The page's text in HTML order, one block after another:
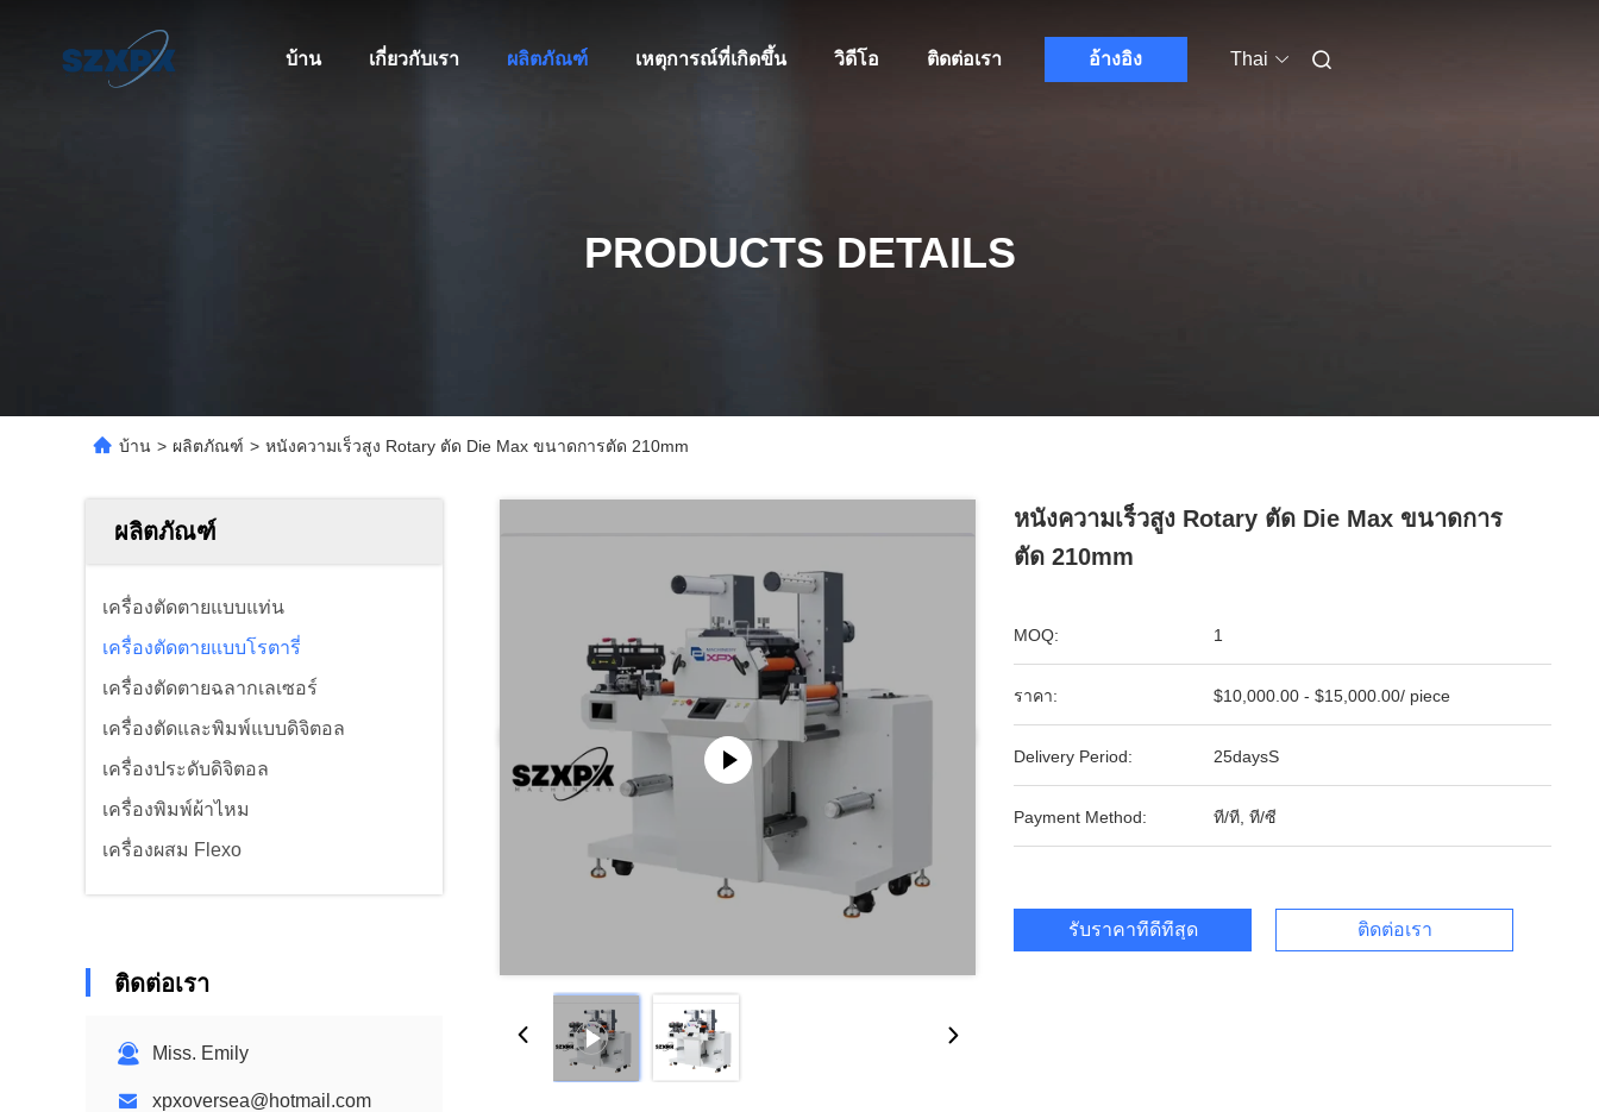
บ้าน เกี่ยวกับเรา ผลิตภัณฑ์ เหตุการณ์ที่เกิดขึ้น วิดีโอ ติดต่อเรา อ้างอิง Thai
PRODUCTS DETAILS
บ้าน > ผลิตภัณฑ์ > หนังความเร็วสูง Rotary ตัด Die Max ขนาดการตัด 210mm
ผลิตภัณฑ์
เครื่องตัดตายแบบแท่น
เครื่องตัดตายแบบโรตารี่
เครื่องตัดตายฉลากเลเซอร์
เครื่องตัดและพิมพ์แบบดิจิตอล
เครื่องประดับดิจิตอล
เครื่องพิมพ์ผ้าไหม
เครื่องผสม Flexo
ติดต่อเรา
Miss. Emily
xpxoversea@hotmail.com
หนังความเร็วสูง Rotary ตัด Die Max ขนาดการ
ตัด 210mm
MOQ: 1
ราคา: $10,000.00 - $15,000.00/ piece
Delivery Period: 25daysS
Payment Method: ที/ที, ที/ซี
รับราคาที่ดีที่สุด ติดต่อเรา